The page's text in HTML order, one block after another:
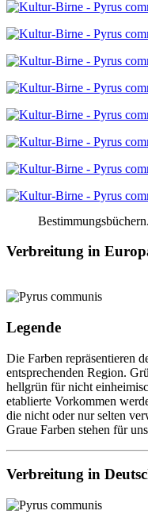
Bestimmungsbüchern.
Verbreitung in
Legende
Die Farben repräsentieren
entsprechenden Region.
hellgrün für nicht
etablierte Vorkommen
die nicht oder nur selten
Graue Farben stehen für
Verbreitung in